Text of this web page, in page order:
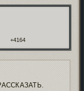
+4164